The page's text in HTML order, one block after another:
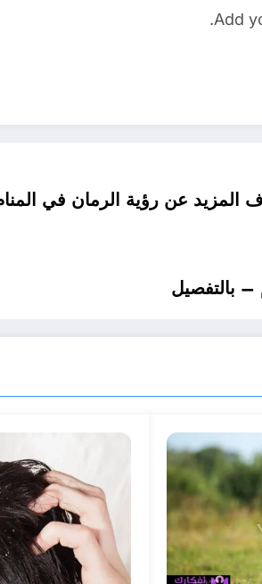
Add
عن رؤية الرمان في